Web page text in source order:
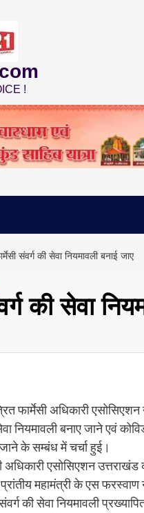
!
संवर्ग की सेवा नियमावली बनाई जाए
की सेवा
फार्मेसी अधिकारी
नियमावली बनाए जाने एवं
जाने के सम्बंध में चर्चा हुई।
अधिकारी एसोसिएशन
महामंत्री के एस फरस्वाण
की सेवा नियमावली